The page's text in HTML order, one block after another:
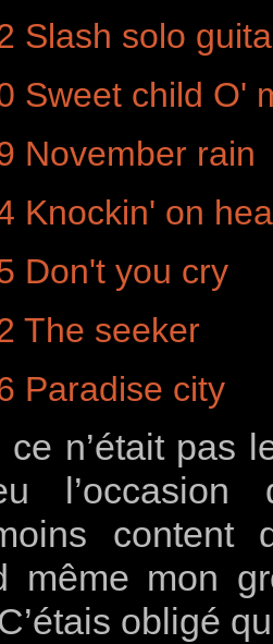
Slash solo
Sweet child O'
November rain
Knockin' on
Don't you cry
The seeker
Paradise city
ce n’était pas
content
même mon
obligé